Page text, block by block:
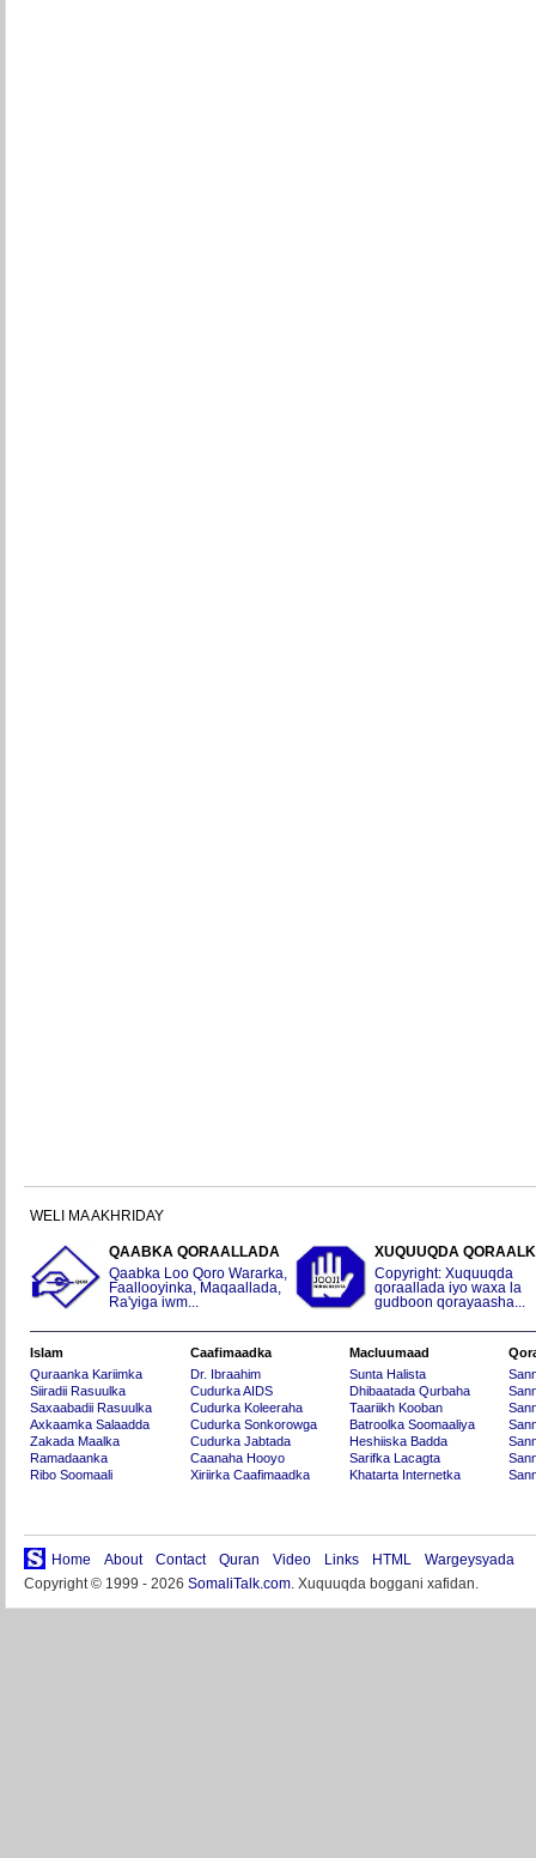
WELI MA AKHRIDAY
QAABKA QORAALLADA
Qaabka Loo Qoro Wararka,
Faallooyinka, Maqaallada,
Ra'yiga iwm...
XUQUUQDA
Copyright: Xuquuqda
qoraallada iyo waxa la
gudboon qorayaasha...
Islam
Quraanka Kariimka
Siiradii Rasuulka
Saxaabadii Rasuulka
Axkaamka Salaadda
Zakada Maalka
Ramadaanka
Ribo Soomaali
Caafimaadka
Dr. Ibraahim
Cudurka AIDS
Cudurka Koleeraha
Cudurka Sonkorowga
Cudurka Jabtada
Caanaha Hooyo
Xiriirka Caafimaadka
Macluumaad
Sunta Halista
Dhibaatada Qurbaha
Taariikh Kooban
Batroolka Soomaaliya
Heshiiska Badda
Sarifka Lacagta
Khatarta Internetka
Home About Contact Quran Video Links HTML
Wargeysyada
Copyright © 1999 - 2026 SomaliTalk.com. Xuquuqda boggani xafidan.